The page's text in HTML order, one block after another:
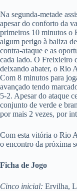
Na segunda-metade
apesar do conforto da
primeiros 10 minutos o
algum perigo à baliza
contra-ataque e as
cada lado. O Freixieiro
deixando abater, o Rio
Com 8 minutos para
avançado tendo
5-2. Apesar do ataque
conjunto de verde e
por mais 2 vezes, por
Com esta vitória o Rio
o encontro da próxima
Ficha de Jogo
Cinco inicial: Ervilha,